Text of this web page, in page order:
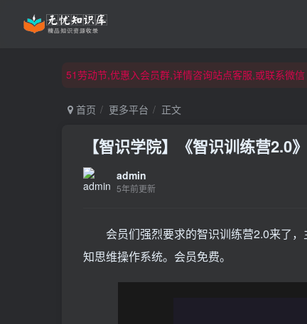
51劳动节,优惠入会员群,详情咨询站点客服,或联系微信
51劳动节,优惠入会员群,详情咨询站点客服,或联系微信
首页 更多平台 正文
【智识学院】《智识训练营2.0》
admin
5年前更新
会员们强烈要求的智识训练营2.0来了，
知思维操作系统。会员免费。